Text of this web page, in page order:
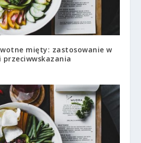
mięty: zastosowanie w
przeciwwskazania